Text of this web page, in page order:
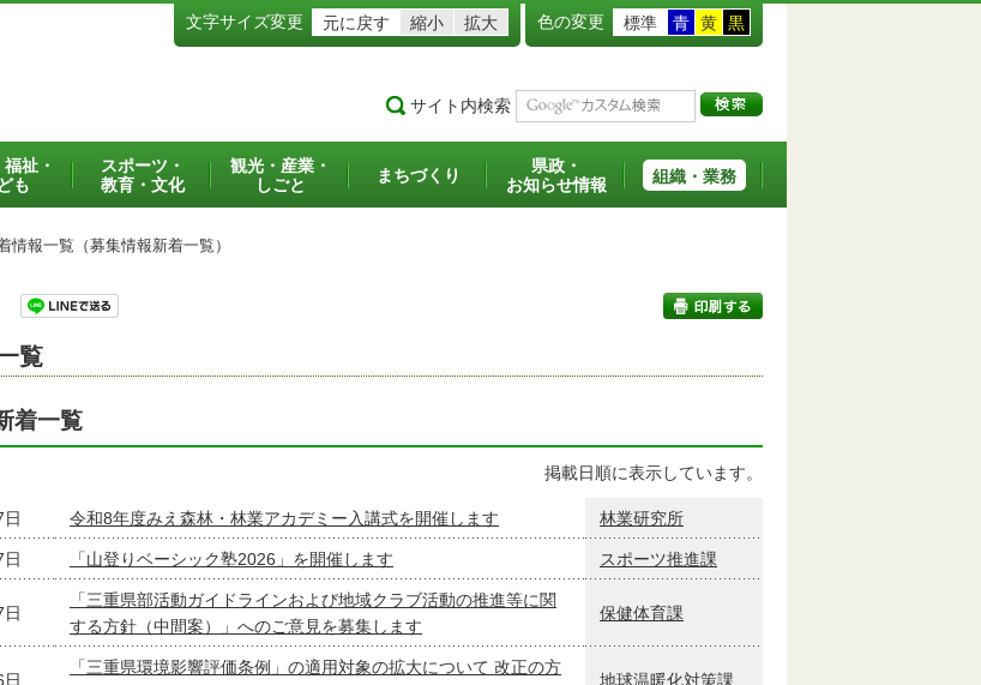
文字サイズ変更 元に戻す 縮小 拡大 色の変更 標準 青 黄 黒
サイト内検索
祉・
も
スポーツ・
教育・文化
観光・産業・
しごと
まちづくり
県政・
お知らせ情報
組織・業務
情報一覧（募集情報新着一覧）
覧
着一覧
掲載日順に表示しています。
令和8年度みえ森林・林業アカデミー入講式を開催します 林業研究所
「山登りベーシック塾2026」を開催します スポーツ推進課
「三重県部活動ガイドラインおよび地域クラブ活動の推進等に関
する方針（中間案）」へのご意見を募集します
保健体育課
「三重県環境影響評価条例」の適用対象の拡大について 改正の方
地球温暖化対策課